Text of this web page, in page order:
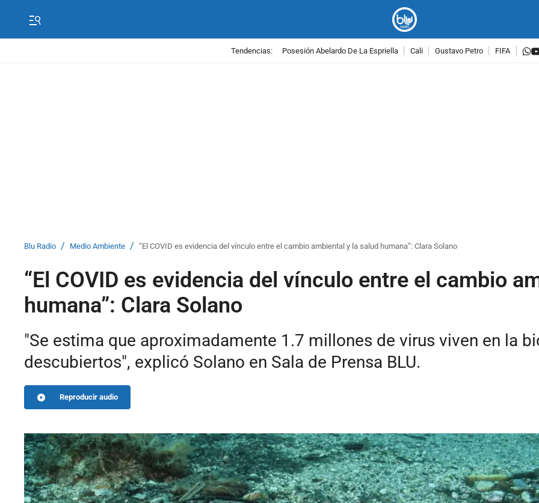
Tendencias: Posesión Abelardo De La Espriella Cali Gustavo Petro FIFA
Blu Radio / Medio Ambiente / “El COVID es evidencia del vínculo entre el cambio ambiental y la salud humana”: Clara Solano
“El COVID es evidencia del vínculo entre el cambio
humana”: Clara Solano
"Se estima que aproximadamente 1.7 millones de virus viven en la
descubiertos", explicó Solano en Sala de Prensa BLU.
Reproducir audio